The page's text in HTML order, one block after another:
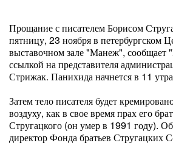
Прощание с писателем Борисом
пятницу, 23 ноября в петербургском
выставочном зале "Манеж", сообщает
ссылкой на представителя
Стрижак. Панихида начнется в 11
Затем тело писателя будет
воздуху, как в свое время прах его
Стругацкого (он умер в 1991 году).
директор Фонда братьев Стругацких